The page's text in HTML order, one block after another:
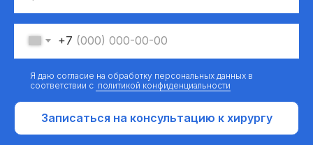
+7
Я даю согласие на обработку персональных данных в
соответствии с политикой конфиденциальности
Записаться на консультацию к хирургу